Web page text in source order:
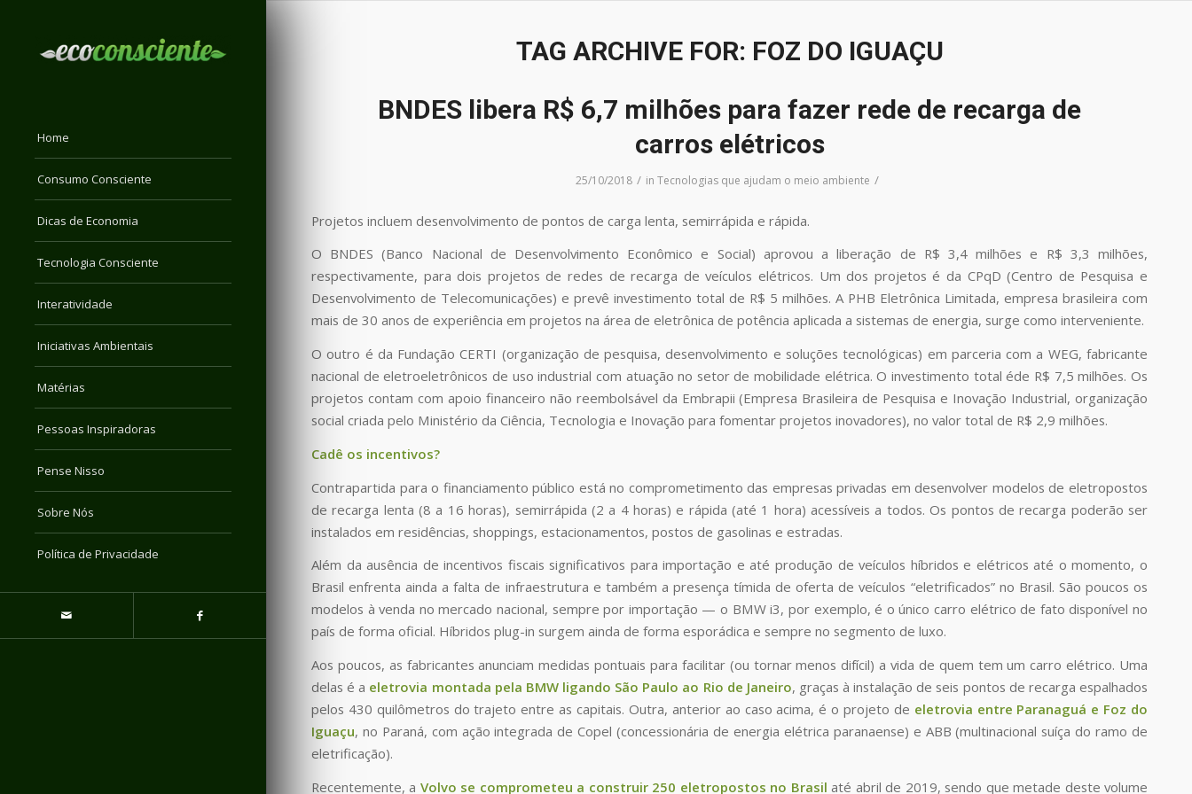
Home
Consumo Consciente
Dicas de Economia
Tecnologia Consciente
Interatividade
Iniciativas Ambientais
Matérias
Pessoas Inspiradoras
Pense Nisso
Sobre Nós
Política de Privacidade
TAG ARCHIVE FOR: FOZ DO IGUAÇU
BNDES libera R$ 6,7 milhões para fazer rede de recarga de
carros elétricos
25/10/2018 / in Tecnologias que ajudam o meio ambiente /
Projetos incluem desenvolvimento de pontos de carga lenta, semirrápida e rápida.
O BNDES (Banco Nacional de Desenvolvimento Econômico e Social) aprovou a liberação de R$ 3,4 milhões e R$ 3,3 milhões,
respectivamente, para dois projetos de redes de recarga de veículos elétricos. Um dos projetos é da CPqD (Centro de Pesquisa e
Desenvolvimento de Telecomunicações) e prevê investimento total de R$ 5 milhões. A PHB Eletrônica Limitada, empresa brasileira com
mais de 30 anos de experiência em projetos na área de eletrônica de potência aplicada a sistemas de energia, surge como interveniente.
O outro é da Fundação CERTI (organização de pesquisa, desenvolvimento e soluções tecnológicas) em parceria com a WEG, fabricante
nacional de eletroeletrônicos de uso industrial com atuação no setor de mobilidade elétrica. O investimento total éde R$ 7,5 milhões. Os
projetos contam com apoio financeiro não reembolsável da Embrapii (Empresa Brasileira de Pesquisa e Inovação Industrial, organização
social criada pelo Ministério da Ciência, Tecnologia e Inovação para fomentar projetos inovadores), no valor total de R$ 2,9 milhões.
Cadê os incentivos?
Contrapartida para o financiamento público está no comprometimento das empresas privadas em desenvolver modelos de eletropostos
de recarga lenta (8 a 16 horas), semirrápida (2 a 4 horas) e rápida (até 1 hora) acessíveis a todos. Os pontos de recarga poderão ser
instalados em residências, shoppings, estacionamentos, postos de gasolinas e estradas.
Além da ausência de incentivos fiscais significativos para importação e até produção de veículos híbridos e elétricos até o momento, o
Brasil enfrenta ainda a falta de infraestrutura e também a presença tímida de oferta de veículos “eletrificados” no Brasil. São poucos os
modelos à venda no mercado nacional, sempre por importação — o BMW i3, por exemplo, é o único carro elétrico de fato disponível no
país de forma oficial. Híbridos plug-in surgem ainda de forma esporádica e sempre no segmento de luxo.
Aos poucos, as fabricantes anunciam medidas pontuais para facilitar (ou tornar menos difícil) a vida de quem tem um carro elétrico. Uma
delas é a eletrovia montada pela BMW ligando São Paulo ao Rio de Janeiro, graças à instalação de seis pontos de recarga espalhados
pelos 430 quilômetros do trajeto entre as capitais. Outra, anterior ao caso acima, é o projeto de eletrovia entre Paranaguá e Foz do
Iguaçu, no Paraná, com ação integrada de Copel (concessionária de energia elétrica paranaense) e ABB (multinacional suíça do ramo de
eletrificação).
Recentemente, a Volvo se comprometeu a construir 250 eletropostos no Brasilaté abril de 2019, sendo que metade deste volume